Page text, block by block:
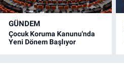
GÜNDEM
Çocuk Koruma Kanunu'nda
Yeni Dönem Başlıyor